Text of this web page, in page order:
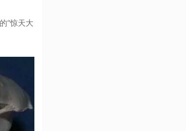
“惊天大